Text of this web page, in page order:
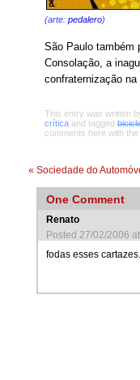
(arte: pedalero)
São Paulo também
Consolação, a
confraternização
This entry was written
crítica and tagged
comments here with the
« Sociedade do
One Comment
Renato
Posted 27/02/2006
fodas esses